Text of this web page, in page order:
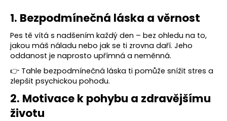
1. Bezpodmínečná láska a věrnost
Pes tě vítá s nadšením každý den – bez ohledu na to,
jakou máš náladu nebo jak se ti zrovna daří. Jeho
oddanost je naprosto upřímná a neměnná.
👉 Tahle bezpodmínečná láska ti pomůže snížit stres a
zlepšit psychickou pohodu.
2. Motivace k pohybu a zdravějšímu
životu
e
n
a
j
í
t
?